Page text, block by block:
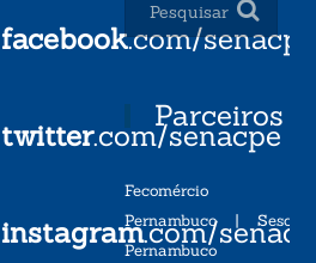
facebook.com/senacpe
twitter.com/senacpe
instagram.com/
Parceiros
Fecomércio
Pernambuco| Sesc
Pernambuco